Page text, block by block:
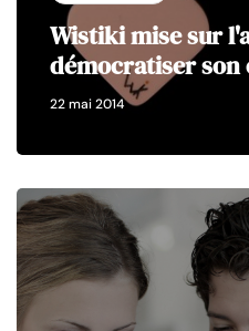
Wistiki mise sur
démocratiser son
22 mai 2014